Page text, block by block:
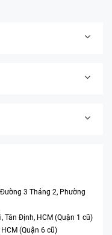
3 Tháng 2, Phường
Tân Định, HCM (Quận 1 cũ)
(Quận 6 cũ)